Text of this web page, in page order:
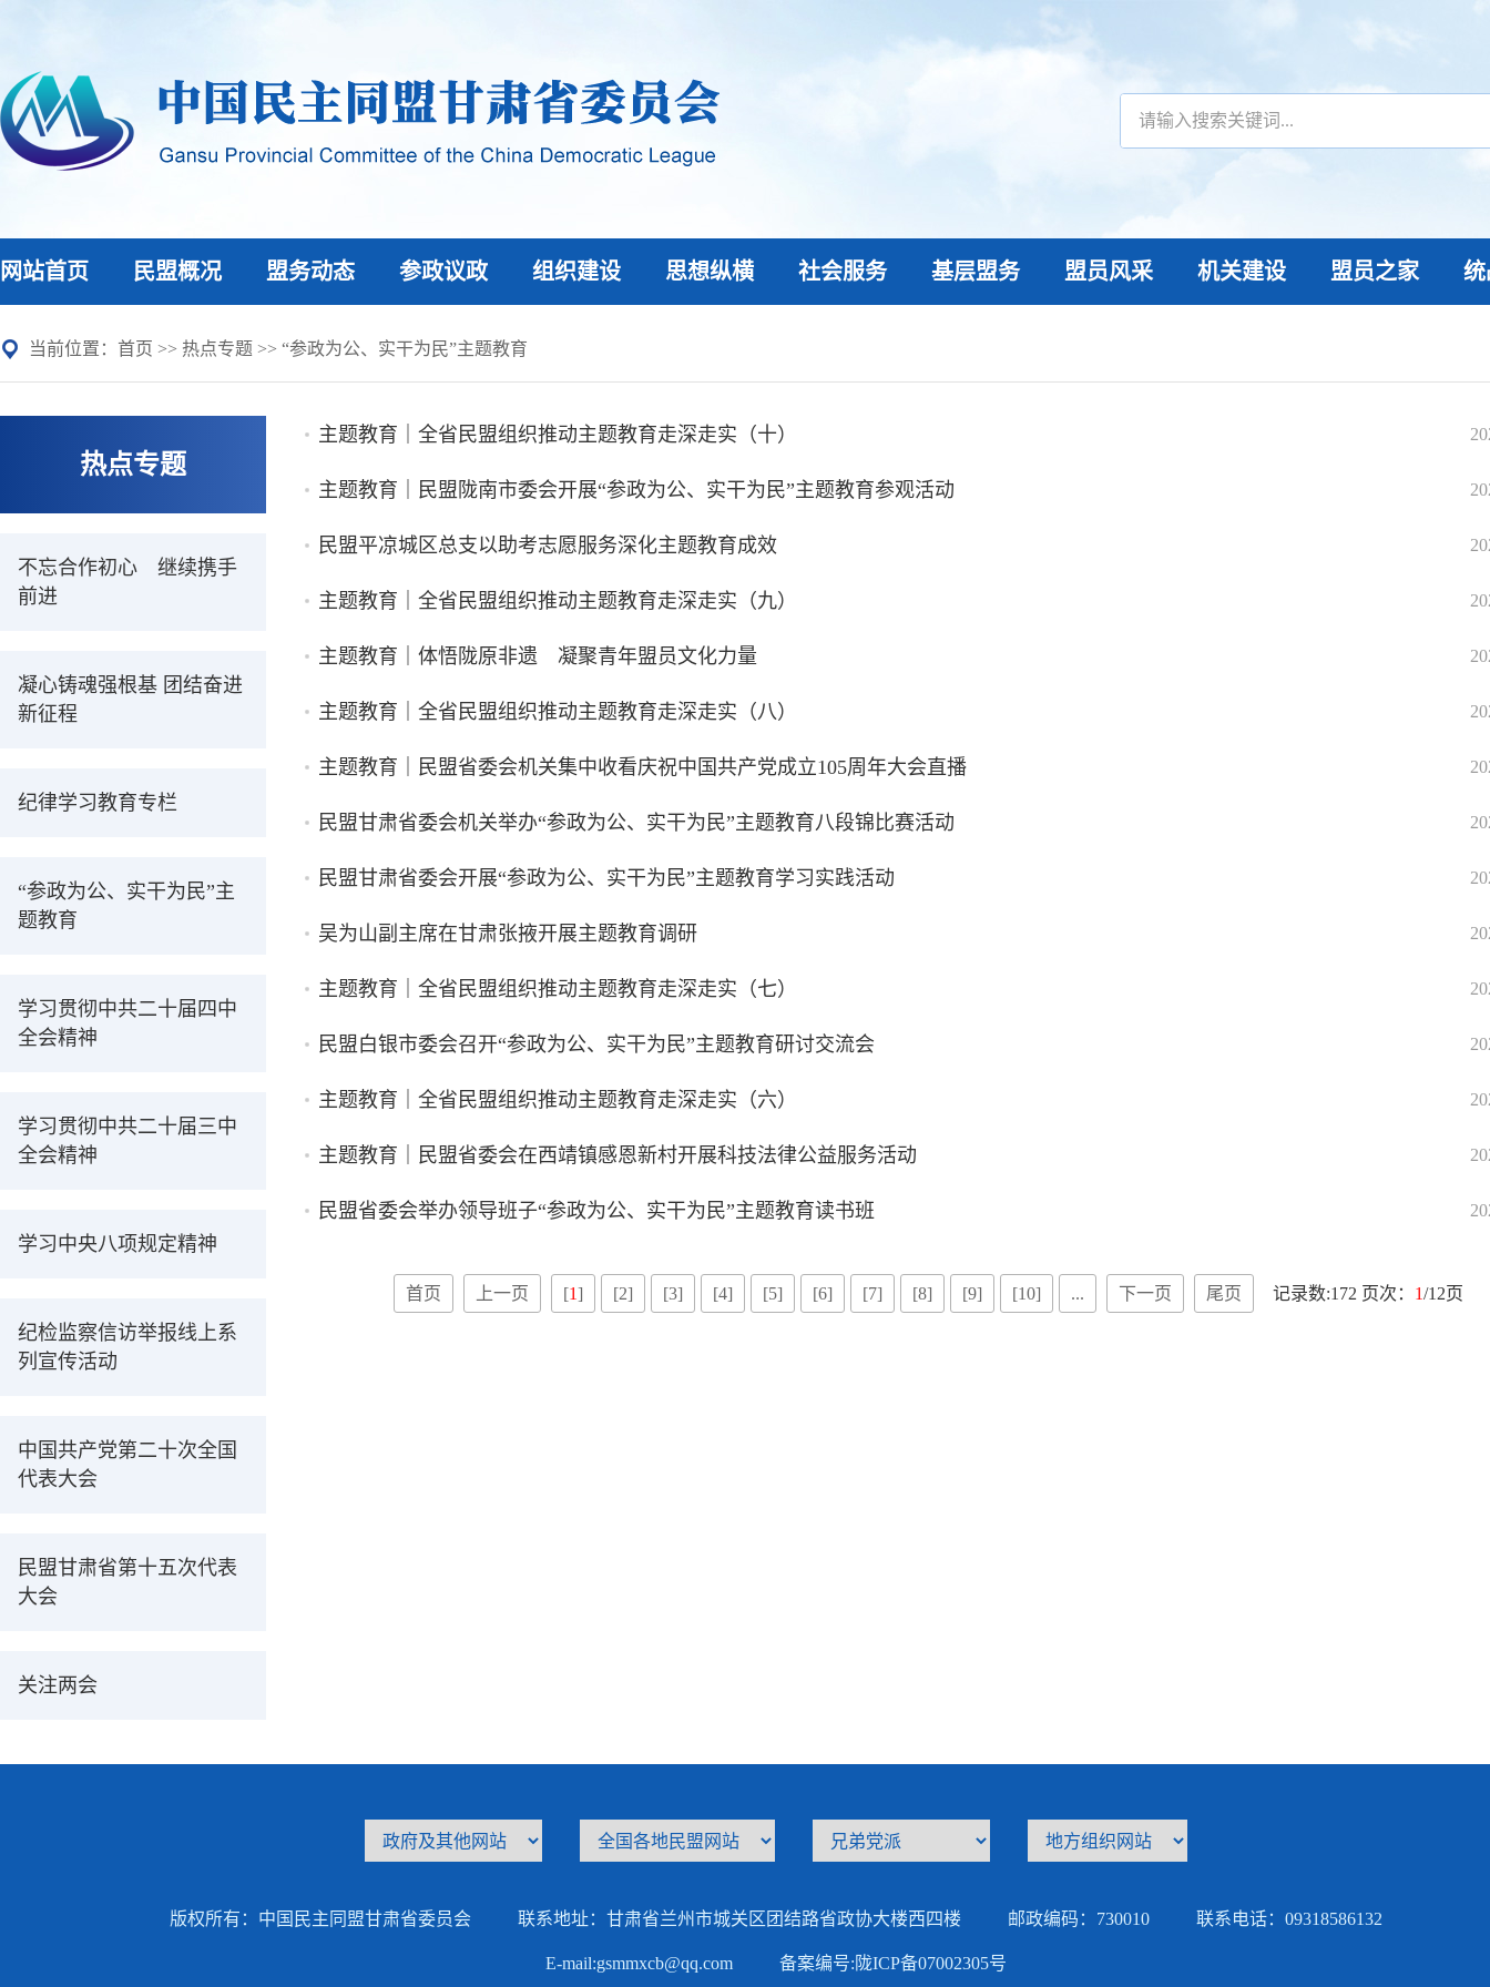
网站首页 民盟概况 盟务动态 参政议政 组织建设 思想纵横 社会服务 基层盟务 盟员风采 机关建设 盟员之家 统
当前位置： 首页 >> 热点专题 >> “参政为公、实干为民”主题教育
热点专题
不忘合作初心 继续携手
前进
凝心铸魂强根基 团结奋进
新征程
纪律学习教育专栏
“参政为公、实干为民”主
题教育
学习贯彻中共二十届四中
全会精神
学习贯彻中共二十届三中
全会精神
学习中央八项规定精神
纪检监察信访举报线上系
列宣传活动
中国共产党第二十次全国
代表大会
民盟甘肃省第十五次代表
大会
关注两会
主题教育｜全省民盟组织推动主题教育走深走实（十）
主题教育｜民盟陇南市委会开展“参政为公、实干为民”主题教育参观活动
民盟平凉城区总支以助考志愿服务深化主题教育成效
主题教育｜全省民盟组织推动主题教育走深走实（九）
主题教育｜体悟陇原非遗 凝聚青年盟员文化力量
主题教育｜全省民盟组织推动主题教育走深走实（八）
主题教育｜民盟省委会机关集中收看庆祝中国共产党成立105周年大会直播
民盟甘肃省委会机关举办“参政为公、实干为民”主题教育八段锦比赛活动
民盟甘肃省委会开展“参政为公、实干为民”主题教育学习实践活动
吴为山副主席在甘肃张掖开展主题教育调研
主题教育｜全省民盟组织推动主题教育走深走实（七）
民盟白银市委会召开“参政为公、实干为民”主题教育研讨交流会
主题教育｜全省民盟组织推动主题教育走深走实（六）
主题教育｜民盟省委会在西靖镇感恩新村开展科技法律公益服务活动
民盟省委会举办领导班子“参政为公、实干为民”主题教育读书班
首页 上一页 [1] [2] [3] [4] [5] [6] [7] [8] [9] [10] ... 下一页 尾页 记录数:172 页次： 1/12页
版权所有：中国民主同盟甘肃省委员会 联系地址：甘肃省兰州市城关区团结路省政协大楼西四楼 邮政编码：730010 联系电话：09318586132
E-mail:gsmmxcb@qq.com 备案编号: 陇ICP备07002305号